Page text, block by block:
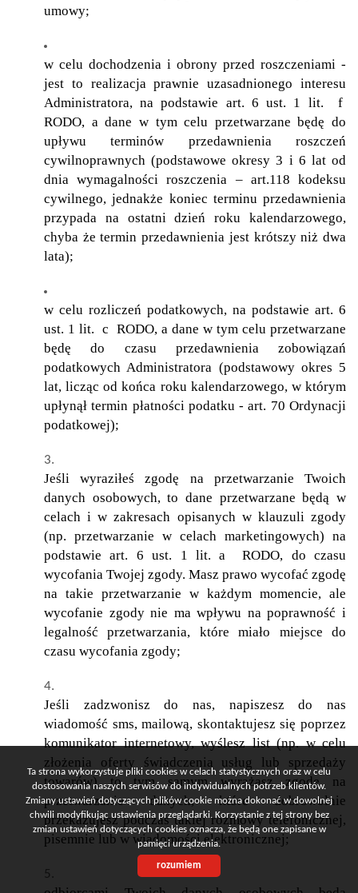
umowy;
w celu dochodzenia i obrony przed roszczeniami -
jest to realizacja prawnie uzasadnionego interesu
Administratora, na podstawie art. 6 ust. 1 lit. f
RODO, a dane w tym celu przetwarzane będę do
upływu terminów przedawnienia roszczeń
cywilnoprawnych (podstawowe okresy 3 i 6 lat od
dnia wymagalności roszczenia – art.118 kodeksu
cywilnego, jednakże koniec terminu przedawnienia
przypada na ostatni dzień roku kalendarzowego,
chyba że termin przedawnienia jest krótszy niż dwa
lata);
w celu rozliczeń podatkowych, na podstawie art. 6
ust. 1 lit. c RODO, a dane w tym celu przetwarzane
będę do czasu przedawnienia zobowiązań
podatkowych Administratora (podstawowy okres 5
lat, licząc od końca roku kalendarzowego, w którym
upłynął termin płatności podatku - art. 70 Ordynacji
podatkowej);
Jeśli wyraziłeś zgodę na przetwarzanie Twoich
danych osobowych, to dane przetwarzane będą w
celach i w zakresach opisanych w klauzuli zgody
(np. przetwarzanie w celach marketingowych) na
podstawie art. 6 ust. 1 lit. a RODO, do czasu
wycofania Twojej zgody. Masz prawo wycofać zgodę
na takie przetwarzanie w każdym momencie, ale
wycofanie zgody nie ma wpływu na poprawność i
legalność przetwarzania, które miało miejsce do
czasu wycofania zgody;
Jeśli zadzwonisz do nas, napiszesz do nas
wiadomość sms, mailową, skontaktujesz się poprzez
komunikator internetowy, wyślesz list (np. w celu
złożenia oferty świadczenia usług lub sprzedaży
towarów) to tym samym wyrażasz zgodę na
przetwarzanie danych, które dobrowolnie
przekazujesz podczas takiej rozmowy telefonicznej,
pisemnie lub w wiadomości elektronicznej;
Ta strona wykorzystuje pliki cookies w celach statystycznych oraz w celu
dostosowania naszych serwisów do indywidualnych potrzeb klientów.
Zmiany ustawień dotyczących plików cookie można dokonać w dowolnej
chwili modyfikując ustawienia przeglądarki. Korzystanie z tej strony bez
zmian ustawień dotyczących cookies oznacza, że będą one zapisane w
pamięci urządzenia.
rozumiem